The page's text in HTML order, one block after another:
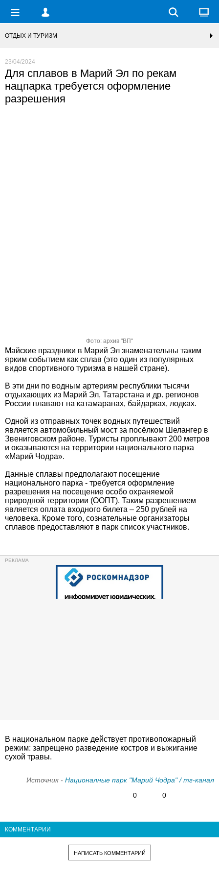
ОТДЫХ И ТУРИЗМ
23/04/2024
Для сплавов в Марий Эл по рекам
нацпарка требуется оформление
разрешения
Фото: архив "ВП"
Майские праздники в Марий Эл знаменательны таким
ярким событием как сплав (это один из популярных
видов спортивного туризма в нашей стране).
В эти дни по водным артериям республики тысячи
отдыхающих из Марий Эл, Татарстана и др. регионов
России плавают на катамаранах, байдарках, лодках.
Одной из отправных точек водных путешествий
является автомобильный мост за посёлком Шелангер в
Звениговском районе. Туристы проплывают 200 метров
и оказываются на территории национального парка
«Марий Чодра».
Данные сплавы предполагают посещение
национального парка - требуется оформление
разрешения на посещение особо охраняемой
природной территории (ООПТ). Таким разрешением
является оплата входного билета – 250 рублей на
человека. Кроме того, сознательные организаторы
сплавов предоставляют в парк список участников.
В национальном парке действует противопожарный
режим: запрещено разведение костров и выжигание
сухой травы.
Источник - Националные парк "Марий Чодра" / тг-канал
0
0
КОММЕНТАРИИ
НАПИСАТЬ КОММЕНТАРИЙ